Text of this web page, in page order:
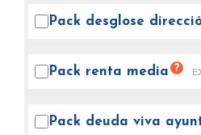
Pack desglose
Pack renta media ?
Pack deuda viva